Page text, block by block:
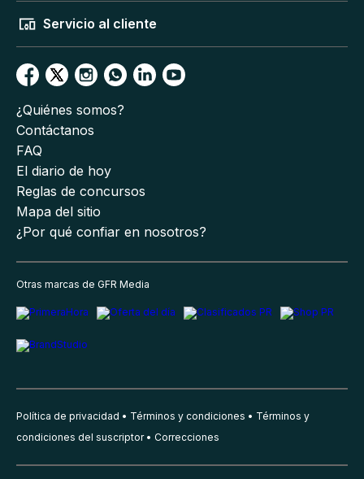
Servicio al cliente
¿Quiénes somos?
Contáctanos
FAQ
El diario de hoy
Reglas de concursos
Mapa del sitio
¿Por qué confiar en nosotros?
Otras marcas de GFR Media
Política de privacidad Términos y condiciones
Términos y
condiciones del suscriptor
Correcciones